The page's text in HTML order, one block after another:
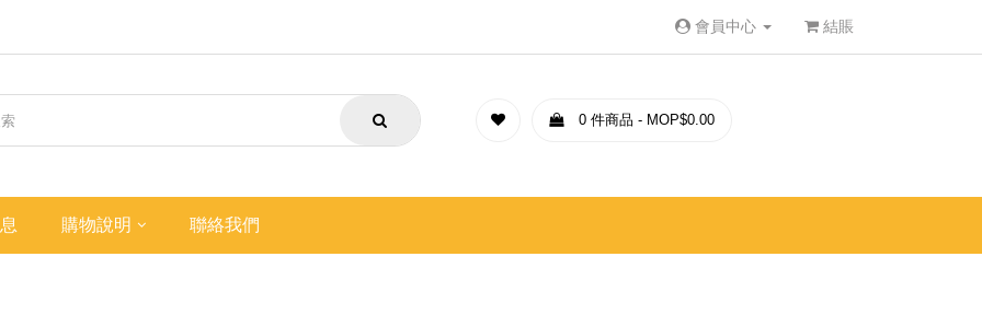
會員中心 結賬
0 件商品 - MOP$0.00
購物說明 聯絡我們